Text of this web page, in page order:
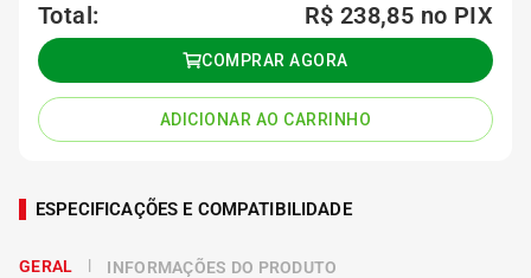
Total: R$ 238,85 no PIX
COMPRAR AGORA
ADICIONAR AO CARRINHO
ESPECIFICAÇÕES E COMPATIBILIDADE
GERAL INFORMAÇÕES DO PRODUTO